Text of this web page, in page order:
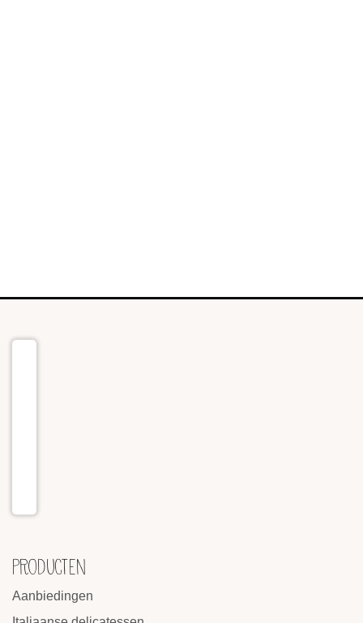
PRODUCTEN
Aanbiedingen